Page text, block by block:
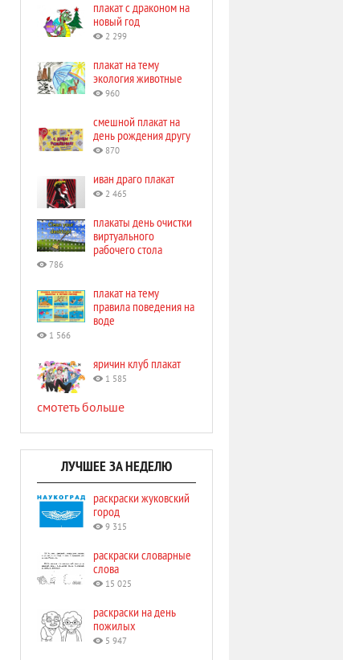
плакат с драконом на
новый год
2 299
плакат на тему
экология животные
960
смешной плакат на
день рождения другу
870
иван драго плакат
2 465
плакаты день очистки
виртуального
рабочего стола
786
плакат на тему
правила поведения на
воде
1 566
яричин клуб плакат
1 585
смотеть больше
ЛУЧШЕЕ ЗА НЕДЕЛЮ
раскраски жуковский
город
9 315
раскраски словарные
слова
15 025
раскраски на день
пожилых
5 947